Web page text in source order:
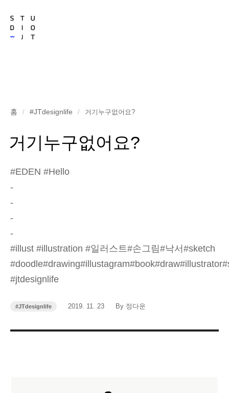
홈 / #JTdesignlife / 거기누구없어요?
거기누구없어요?
#EDEN #Hello
-
-
-
-
#illust #illustration #일러스트#손그림#낙서#sketch
#jtdesignlife
카
리
#JTdesignlife
작
2019. 11. 23
작
By 정다운